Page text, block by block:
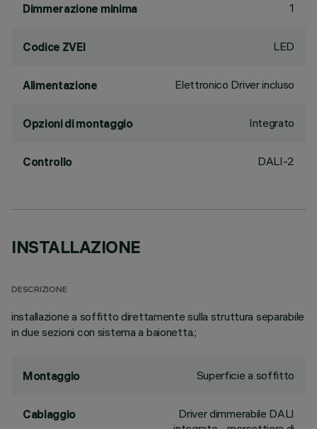
Dimmerazione minima 1
Codice ZVEI LED
Alimentazione Elettronico Driver incluso
Opzioni di montaggio Integrato
Controllo DALI-2
INSTALLAZIONE
DESCRIZIONE
installazione a soffitto direttamente sulla struttura separabile
in due sezioni con sistema a baionetta.;
Montaggio Superficie a soffitto
Cablaggio
Driver dimmerabile DALI